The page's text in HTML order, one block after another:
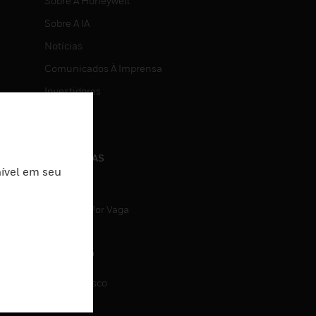
Sobre A IA
Notícias
Comunicados À Imprensa
Investidores
CARREIRAS
Pesquisa Por Vaga
CONTATO
Fale Conosco
em seu